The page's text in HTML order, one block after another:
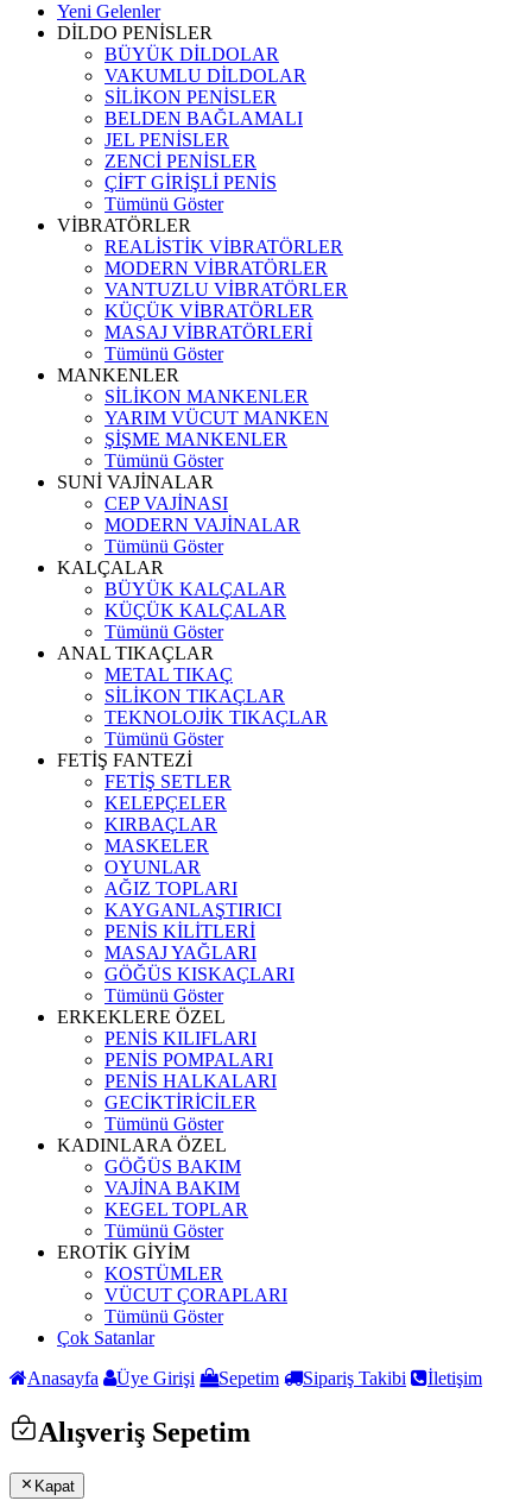
Yeni Gelenler
DİLDO PENİSLER
BÜYÜK DİLDOLAR
VAKUMLU DİLDOLAR
SİLİKON PENİSLER
BELDEN BAĞLAMALI
JEL PENİSLER
ZENCİ PENİSLER
ÇİFT GİRİŞLİ PENİS
Tümünü Göster
VİBRATÖRLER
REALİSTİK VİBRATÖRLER
MODERN VİBRATÖRLER
VANTUZLU VİBRATÖRLER
KÜÇÜK VİBRATÖRLER
MASAJ VİBRATÖRLERİ
Tümünü Göster
MANKENLER
SİLİKON MANKENLER
YARIM VÜCUT MANKEN
ŞİŞME MANKENLER
Tümünü Göster
SUNİ VAJİNALAR
CEP VAJİNASI
MODERN VAJİNALAR
Tümünü Göster
KALÇALAR
BÜYÜK KALÇALAR
KÜÇÜK KALÇALAR
Tümünü Göster
ANAL TIKAÇLAR
METAL TIKAÇ
SİLİKON TIKAÇLAR
TEKNOLOJİK TIKAÇLAR
Tümünü Göster
FETİŞ FANTEZİ
FETİŞ SETLER
KELEPÇELER
KIRBAÇLAR
MASKELER
OYUNLAR
AĞIZ TOPLARI
KAYGANLAŞTIRICI
PENİS KİLİTLERİ
MASAJ YAĞLARI
GÖĞÜS KISKAÇLARI
Tümünü Göster
ERKEKLERE ÖZEL
PENİS KILIFLARI
PENİS POMPALARI
PENİS HALKALARI
GECİKTİRİCİLER
Tümünü Göster
KADINLARA ÖZEL
GÖĞÜS BAKIM
VAJİNA BAKIM
KEGEL TOPLAR
Tümünü Göster
EROTİK GİYİM
KOSTÜMLER
VÜCUT ÇORAPLARI
Tümünü Göster
Çok Satanlar
Anasayfa
Üye Girişi Sepetim Sipariş Takibi İletişim
Alışveriş Sepetim
Kapat